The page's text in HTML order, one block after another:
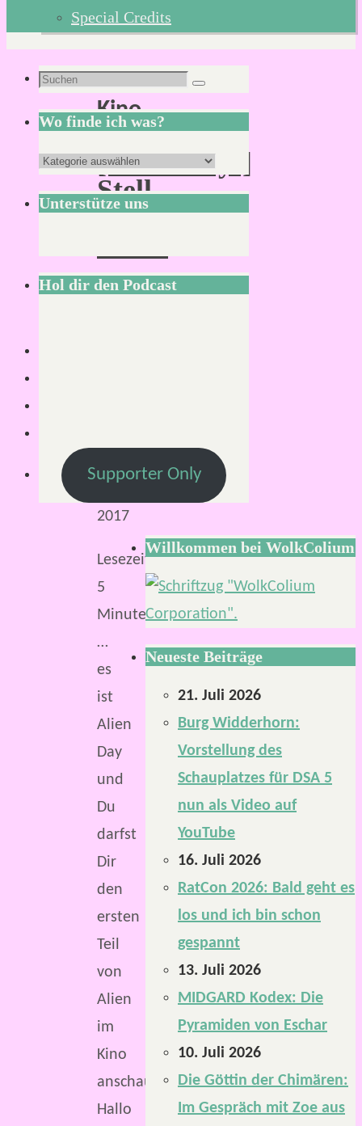
Special Credits
Schlagwort:
Kino
[:AlienDay:]
Stell
Dir
2017
Lesezeit:
5
Minuten
…
es
ist
Alien
Day
und
Du
darfst
Dir
den
ersten
Teil
von
Alien
im
Kino
anschauen.
Hallo
Suchen
nach:
Suchen
Wo finde ich was?
Wo
finde
ich
Unterstütze uns
Hol dir den Podcast
Supporter Only
Willkommen bei WolkColium
Neueste Beiträge
21. Juli 2026
Burg Widderhorn:
Vorstellung des
Schauplatzes für DSA 5
nun als Video auf
YouTube
16. Juli 2026
RatCon 2026: Bald geht es
los und ich bin schon
gespannt
13. Juli 2026
MIDGARD Kodex: Die
Pyramiden von Eschar
10. Juli 2026
Die Göttin der Chimären:
Im Gespräch mit Zoe aus